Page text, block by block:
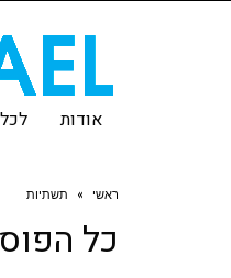
אודות
ראשי » תשתיות
כל